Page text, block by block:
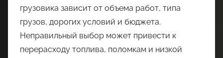
грузовика зависит от объема работ, типа
грузов, дорогих условий и бюджета.
Неправильный выбор может привести к
перерасходу топлива, поломкам и низкой